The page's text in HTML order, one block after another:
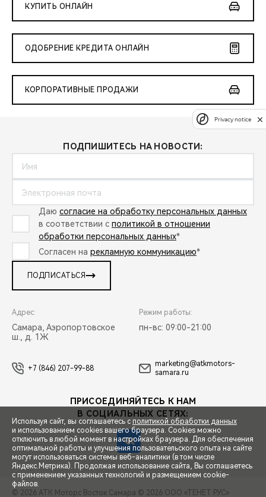
СПЕЦПРЕДЛОЖЕНИЯ
ЗАПИСЬ НА ТЕСТ-ДРАЙВ
КУПИТЬ ОНЛАЙН
ОДОБРЕНИЕ КРЕДИТА ОНЛАЙН
КОРПОРАТИВНЫЕ ПРОДАЖИ
ПОДПИШИТЕСЬ НА НОВОСТИ:
Даю согласие на обработку персональных данных
в соответствии с политикой в отношении
обработки персональных данных*
Согласен на рекламную коммуникацию*
ПОДПИСАТЬСЯ
Адрес:
Самара, Аэропортовское
ш., д. 1Ж
Режим работы:
пн-вс: 09:00-21:00
+7 (846) 207-99-88
marketing@atkmotors-
samara.ru
ПРИСОЕДИНЯЙТЕСЬ К НАМ
В СОЦИАЛЬНЫХ СЕТЯХ:
© 2026 АТК Моторс Восток Самара © 2026 ООО «ТЕНЕТ РУС»
Используя сайт, вы соглашаетесь с политикой обработки данных
и использованием cookies вашего браузера. Cookies можно
отключить в любой момент в настройках браузера. Для обеспечения
оптимальной работы и улучшения пользовательского опыта на сайте
могут использоваться системы веб-аналитики (в том числе
Яндекс.Метрика). Продолжая использование сайта, Вы соглашаетесь
с применением указанных технологий и размещением cookie-
файлов.
Privacy notice